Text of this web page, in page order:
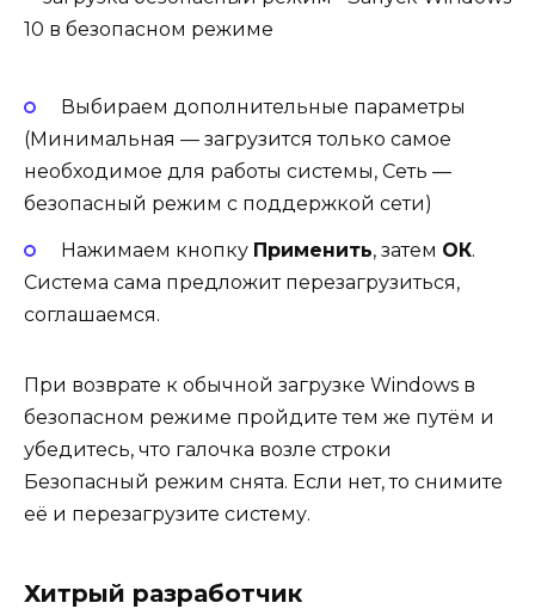
Выбираем дополнительные параметры
(Минимальная — загрузится только самое
необходимое для работы системы, Сеть —
безопасный режим с поддержкой сети)
Нажимаем кнопку Применить, затем ОК.
Система сама предложит перезагрузиться,
соглашаемся.
При возврате к обычной загрузке Windows в
безопасном режиме пройдите тем же путём и
убедитесь, что галочка возле строки
Безопасный режим снята. Если нет, то снимите
её и перезагрузите систему.
Хитрый разработчик